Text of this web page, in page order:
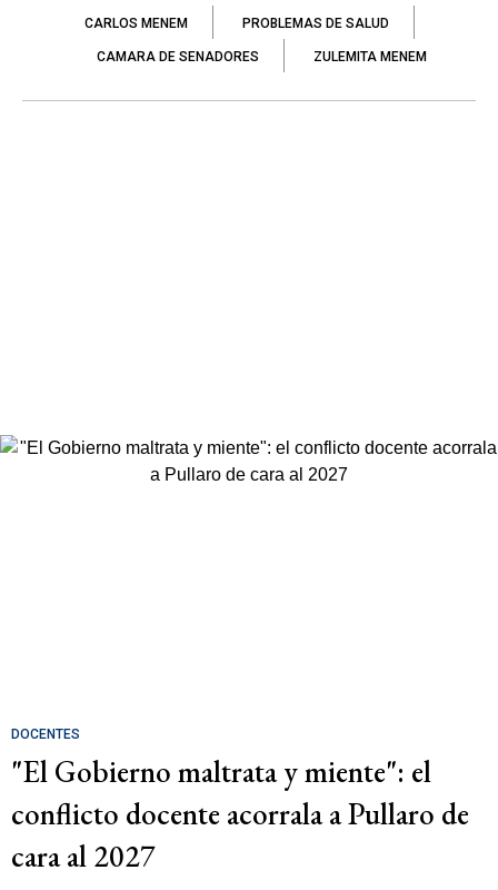
CARLOS MENEM PROBLEMAS DE SALUD
CAMARA DE SENADORES ZULEMITA MENEM
DOCENTES
"El Gobierno maltrata y miente": el
conflicto docente acorrala a Pullaro de
cara al 2027